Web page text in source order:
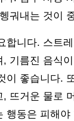
궈내는 것이
합니다. 스트
기름진 음식
이 좋습니다.
뜨거운 물로
행동은 피해야